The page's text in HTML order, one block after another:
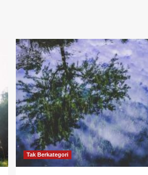
Tak Berkategori